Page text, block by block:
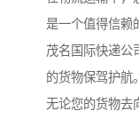
是一个值得信赖
茂名国际快递公
的货物保驾护航。
无论您的货物去